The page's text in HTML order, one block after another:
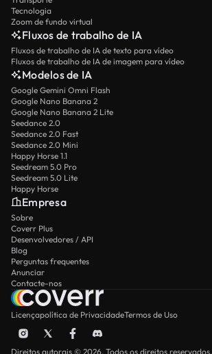
Tecnologia
Zoom de fundo virtual
Fluxos de trabalho de IA
Fluxos de trabalho de IA de texto para vídeo
Fluxos de trabalho de IA de imagem para vídeo
Modelos de IA
Google Gemini Omni Flash
Google Nano Banana 2
Google Nano Banana 2 Lite
Seedance 2.0
Seedance 2.0 Fast
Seedance 2.0 Mini
Happy Horse 1.1
Seedream 5.0 Pro
Seedream 5.0 Lite
Happy Horse
Empresa
Sobre
Coverr Plus
Desenvolvedores / API
Blog
Perguntas frequentes
Anunciar
Contacte-nos
Licençapolítica de PrivacidadeTermos de Uso
Direitos autorais © 2026. Todos os direitos reservados.